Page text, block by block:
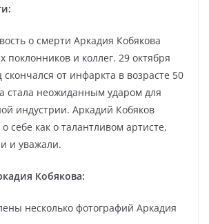
о смерти Аркадия Кобякова
поклонников и коллег. 29 октября
скончался от инфаркта в возрасте 50
стала неожиданным ударом для
индустрии. Аркадий Кобяков
себе как о талантливом артисте,
и уважали.
Кобякова:
несколько фотографий Аркадия